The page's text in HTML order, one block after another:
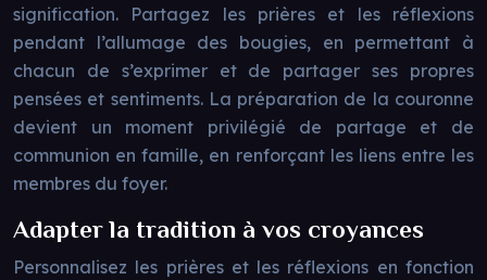
signification. Partagez les prières et les réflexions
pendant l’allumage des bougies, en permettant à
chacun de s’exprimer et de partager ses propres
pensées et sentiments. La préparation de la couronne
devient un moment privilégié de partage et de
communion en famille, en renforçant les liens entre les
membres du foyer.
Adapter la tradition à vos croyances
Personnalisez les prières et les réflexions en fonction